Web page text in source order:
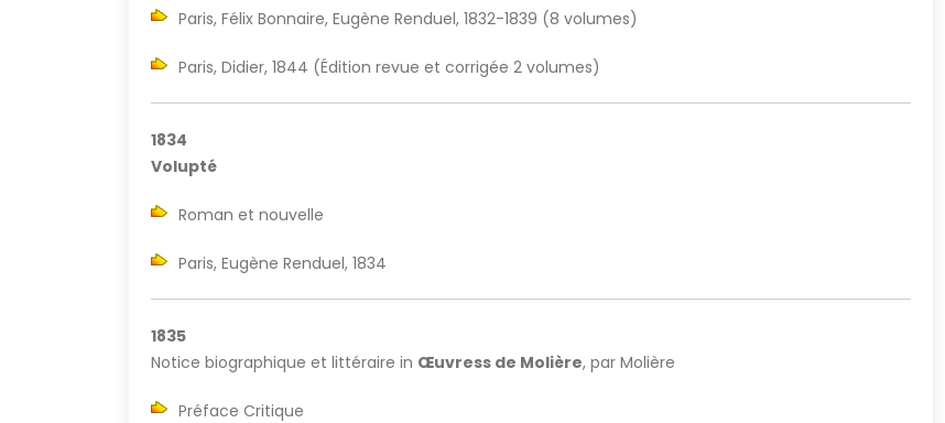
Paris, Félix Bonnaire, Eugène Renduel, 1832-1839 (8 volumes)
Paris, Didier, 1844 (Édition revue et corrigée 2 volumes)
1834
Volupté
Roman et nouvelle
Paris, Eugène Renduel, 1834
1835
Notice biographique et littéraire in Œuvress de Molière, par Molière
Préface Critique